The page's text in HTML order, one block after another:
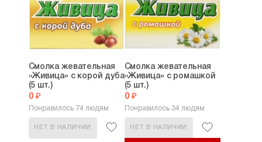
Смолка жевательная
«Живица» с корой дуба
(5 шт.)
0 ₽
Понравилось 74 людям
НЕТ В НАЛИЧИИ
Смолка жевательная
«Живица» с ромашкой
(5 шт.)
0 ₽
Понравилось 34 людям
НЕТ В НАЛИЧИИ